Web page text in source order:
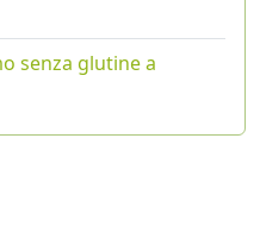
senza glutine a